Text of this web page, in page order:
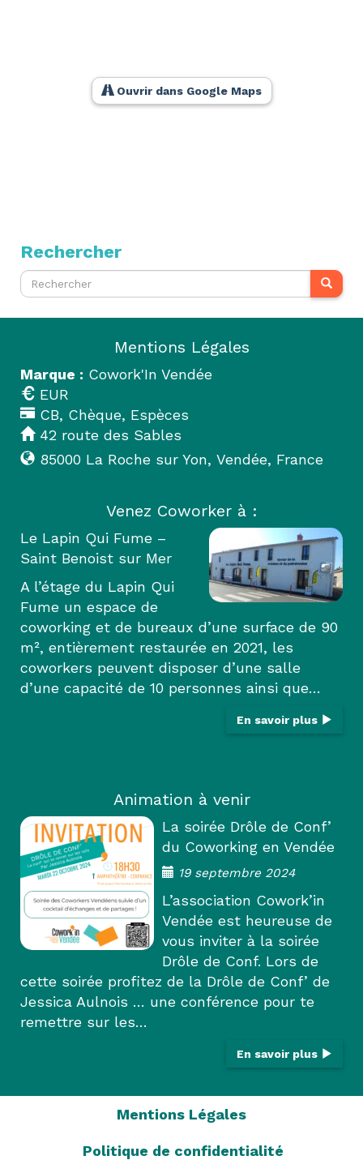
Ouvrir dans Google Maps
Rechercher
Mentions Légales
Marque : Cowork'In Vendée
EUR
CB, Chèque, Espèces
42 route des Sables
85000 La Roche sur Yon, Vendée, France
Venez Coworker à :
Le Lapin Qui Fume –
Saint Benoist sur Mer
A l’étage du Lapin Qui
Fume un espace de
coworking et de bureaux d’une surface de 90
m², entièrement restaurée en 2021, les
coworkers peuvent disposer d’une salle
d’une capacité de 10 personnes ainsi que…
En savoir plus
Animation à venir
La soirée Drôle de Conf’
du Coworking en Vendée
19 septembre 2024
L’association Cowork’in
Vendée est heureuse de
vous inviter à la soirée
Drôle de Conf. Lors de
cette soirée profitez de la Drôle de Conf’ de
Jessica Aulnois … une conférence pour te
remettre sur les…
En savoir plus
Mentions Légales
Politique de confidentialité